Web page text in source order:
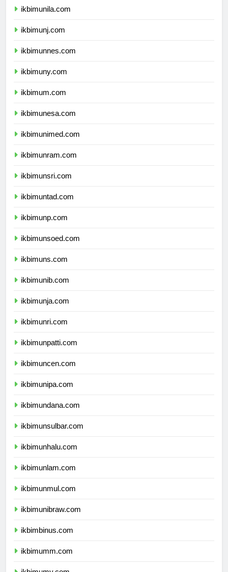
ikbimunila.com
ikbimunj.com
ikbimunnes.com
ikbimuny.com
ikbimum.com
ikbimunesa.com
ikbimunimed.com
ikbimunram.com
ikbimunsri.com
ikbimuntad.com
ikbimunp.com
ikbimunsoed.com
ikbimuns.com
ikbimunib.com
ikbimunja.com
ikbimunri.com
ikbimunpatti.com
ikbimuncen.com
ikbimunipa.com
ikbimundana.com
ikbimunsulbar.com
ikbimunhalu.com
ikbimunlam.com
ikbimunmul.com
ikbimunibraw.com
ikbimbinus.com
ikbimumm.com
ikbimumy.com